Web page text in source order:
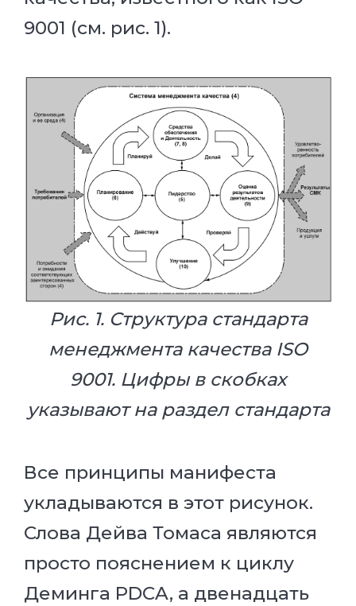
9001 (см. рис. 1).
Рис. 1. Структура стандарта
менеджмента качества ISO
9001. Цифры в скобках
указывают на раздел стандарта
Все принципы манифеста
укладываются в этот рисунок.
Слова Дейва Томаса являются
просто пояснением к циклу
Деминга PDCA, а двенадцать